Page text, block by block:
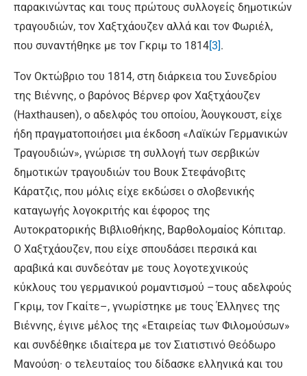
παρακινώντας και τους πρώτους συλλογείς δημοτικών
τραγουδιών, τον Χαξτχάουζεν αλλά και τον Φωριέλ,
που συναντήθηκε με τον Γκριμ το 1814[3].
Τον Οκτώβριο του 1814, στη διάρκεια του Συνεδρίου
της Βιέννης, ο βαρόνος Βέρνερ φον Χαξτχάουζεν
(Haxthausen), ο αδελφός του οποίου, Άουγκουστ, είχε
ήδη πραγματοποιήσει μια έκδοση «Λαϊκών Γερμανικών
Τραγουδιών», γνώρισε τη συλλογή των σερβικών
δημοτικών τραγουδιών του Βουκ Στεφάνοβιτς
Κάρατζις, που μόλις είχε εκδώσει ο σλοβενικής
καταγωγής λογοκριτής και έφορος της
Αυτοκρατορικής Βιβλιοθήκης, Βαρθολομαίος Κόπιταρ.
Ο Χαξτχάουζεν, που είχε σπουδάσει περσικά και
αραβικά και συνδεόταν με τους λογοτεχνικούς
κύκλους του γερμανικού ρομαντισμού –τους αδελφούς
Γκριμ, τον Γκαίτε–, γνωρίστηκε με τους Έλληνες της
Βιέννης, έγινε μέλος της «Εταιρείας των Φιλομούσων»
και συνδέθηκε ιδιαίτερα με τον Σιατιστινό Θεόδωρο
Μανούση· ο τελευταίος του δίδασκε ελληνικά και του